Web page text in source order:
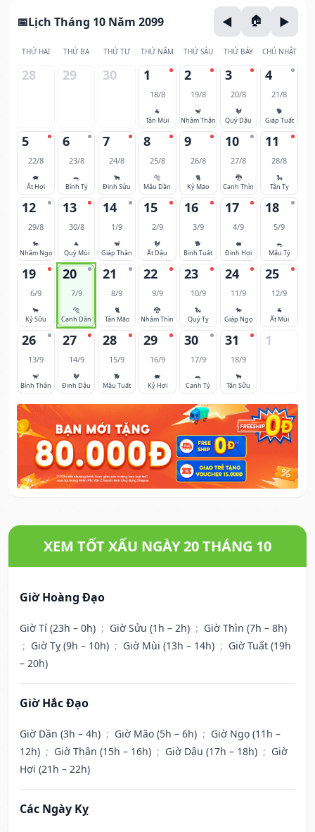
Lịch Tháng 10 Năm 2099
THỨ HAI THỨ BA THỨ TƯ THỨ NĂM THỨ SÁU THỨ BẢY CHỦ NHẬT
28 29 30 1
18/8
🐐
Tân Mùi
2
19/8
🐒
Nhâm Thân
3
20/8
🐓
Quý Dậu
4
21/8
🐕
Giáp Tuất
5
22/8
🐖
Ất Hợi
6
23/8
🐀
Bính Tý
7
24/8
🐂
Đinh Sửu
8
25/8
🐅
Mậu Dần
9
26/8
🐈
Kỷ Mão
10
27/8
🐉
Canh Thìn
11
28/8
🐍
Tân Tỵ
12
29/8
🐎
Nhâm Ngọ
13
30/8
🐐
Quý Mùi
14
1/9
🐒
Giáp Thân
15
2/9
🐓
Ất Dậu
16
3/9
🐕
Bính Tuất
17
4/9
🐖
Đinh Hợi
18
5/9
🐀
Mậu Tý
19
6/9
🐂
Kỷ Sửu
20
7/9
🐅
Canh Dần
21
8/9
🐈
Tân Mão
22
9/9
🐉
Nhâm Thìn
23
10/9
🐍
Quý Tỵ
24
11/9
🐎
Giáp Ngọ
25
12/9
🐐
Ất Mùi
26
13/9
🐒
Bính Thân
27
14/9
🐓
Đinh Dậu
28
15/9
🐕
Mậu Tuất
29
16/9
🐖
Kỷ Hợi
30
17/9
🐀
Canh Tý
31
18/9
🐂
Tân Sửu
1
XEM TỐT XẤU NGÀY 20 THÁNG 10
Giờ Hoàng Đạo
Giờ Tí (23h – 0h) ; Giờ Sửu (1h – 2h) ; Giờ Thìn (7h – 8h)
; Giờ Tỵ (9h – 10h) ; Giờ Mùi (13h – 14h) ; Giờ Tuất (19h
– 20h)
Giờ Hắc Đạo
Giờ Dần (3h – 4h) ; Giờ Mão (5h – 6h) ; Giờ Ngọ (11h –
12h) ; Giờ Thân (15h – 16h) ; Giờ Dậu (17h – 18h) ; Giờ
Hợi (21h – 22h)
Các Ngày Kỵ